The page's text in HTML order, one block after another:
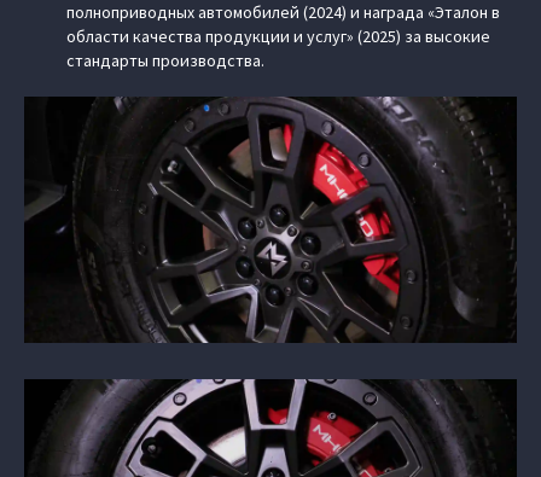
полноприводных автомобилей (2024) и награда «Эталон в
области качества продукции и услуг» (2025) за высокие
стандарты производства.